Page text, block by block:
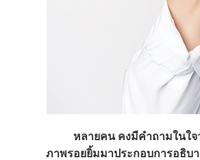
หลายคน คงมีคำถามในใ
ภาพรอยยิ้มมาประกอบการอธิบ